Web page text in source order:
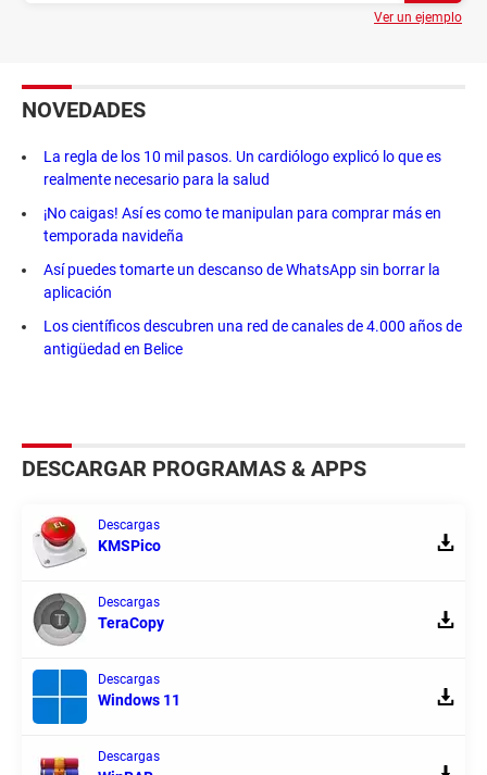
Ver un ejemplo
NOVEDADES
La regla de los 10 mil pasos. Un cardiólogo explicó lo que es
realmente necesario para la salud
¡No caigas! Así es como te manipulan para comprar más en
temporada navideña
Así puedes tomarte un descanso de WhatsApp sin borrar la
aplicación
Los científicos descubren una red de canales de 4.000 años de
antigüedad en Belice
DESCARGAR PROGRAMAS & APPS
Descargas
KMSPico
Descargas
TeraCopy
Descargas
Windows 11
Descargas